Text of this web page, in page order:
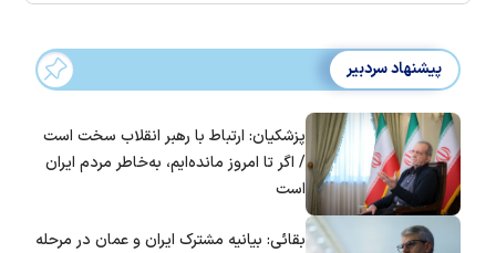
پیشنهاد سردبیر
پزشکیان: ارتباط با رهبر انقلاب سخت است
/ اگر تا امروز مانده‌ایم، به‌خاطر مردم ایران
است
بقائی: بیانیه مشترک ایران و عمان در مرحله